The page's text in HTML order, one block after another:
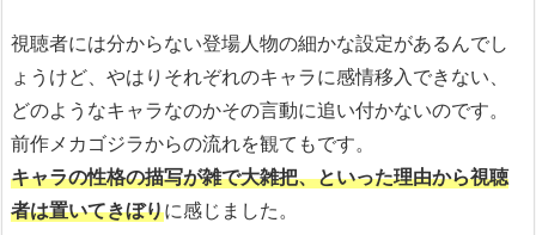
視聴者には分からない登場人物の細かな設定があるんでし
ょうけど、やはりそれぞれのキャラに感情移入できない、
どのようなキャラなのかその言動に追い付かないのです。
前作メカゴジラからの流れを観てもです。
キャラの性格の描写が雑で大雑把、といった理由から視聴
者は置いてきぼりに感じました。